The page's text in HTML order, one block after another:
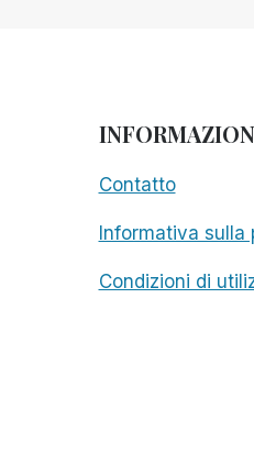
Contatto
Informativa sulla
Condizioni di